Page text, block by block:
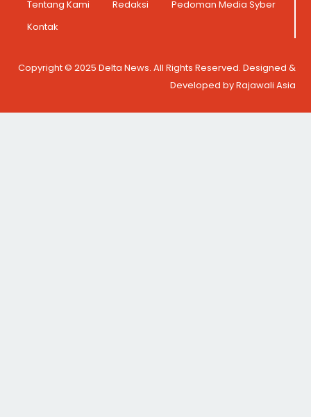
Tentang Kami Redaksi
Pedoman Media Syber
Kontak
Copyright © 2025 Delta News. All Rights Reserved. Designed &
Developed by Rajawali Asia